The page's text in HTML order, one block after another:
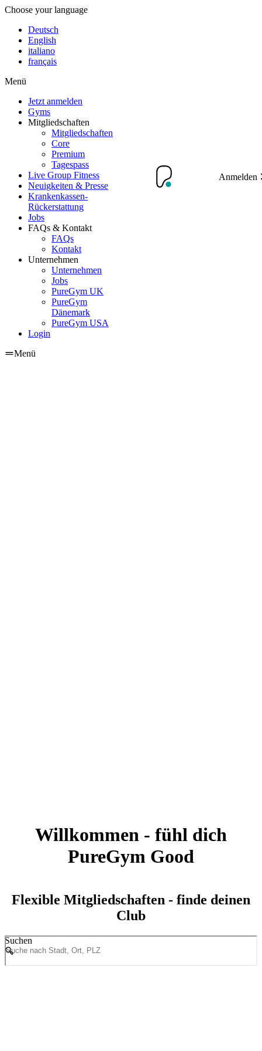
Choose your language
Deutsch
English
italiano
français
Menü
Jetzt anmelden
Gyms
Mitgliedschaften
Mitgliedschaften
Core
Premium
Tagespass
Live Group Fitness
Neuigkeiten & Presse
Krankenkassen-
Rückerstattung
Jobs
FAQs & Kontakt
FAQs
Kontakt
Unternehmen
Unternehmen
Jobs
PureGym UK
PureGym
Dänemark
PureGym USA
Login
Menü
Anmelden
Willkommen - fühl dich
PureGym Good
Flexible Mitgliedschaften - finde deinen
Club
Suchen